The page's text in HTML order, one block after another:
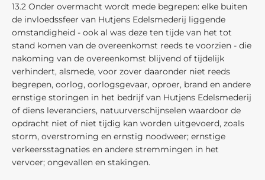
13.2 Onder overmacht wordt mede begrepen: elke buiten
de invloedssfeer van Hutjens Edelsmederij liggende
omstandigheid - ook al was deze ten tijde van het tot
stand komen van de overeenkomst reeds te voorzien - die
nakoming van de overeenkomst blijvend of tijdelijk
verhindert, alsmede, voor zover daaronder niet reeds
begrepen, oorlog, oorlogsgevaar, oproer, brand en andere
ernstige storingen in het bedrijf van Hutjens Edelsmederij
of diens leveranciers, natuurverschijnselen waardoor de
opdracht niet of niet tijdig kan worden uitgevoerd, zoals
storm, overstroming en ernstig noodweer; ernstige
verkeersstagnaties en andere stremmingen in het
vervoer; ongevallen en stakingen.